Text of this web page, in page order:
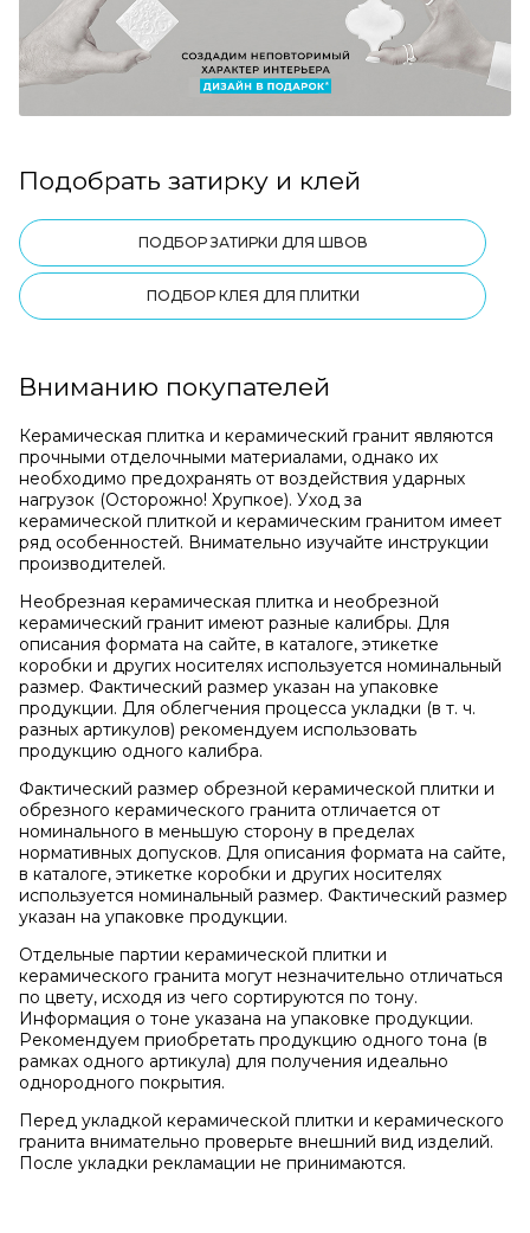
Подобрать затирку и клей
ПОДБОР ЗАТИРКИ ДЛЯ ШВОВ
ПОДБОР КЛЕЯ ДЛЯ ПЛИТКИ
Вниманию покупателей
Керамическая плитка и керамический гранит являются
прочными отделочными материалами, однако их
необходимо предохранять от воздействия ударных
нагрузок (Осторожно! Хрупкое). Уход за
керамической плиткой и керамическим гранитом имеет
ряд особенностей. Внимательно изучайте инструкции
производителей.
Необрезная керамическая плитка и необрезной
керамический гранит имеют разные калибры. Для
описания формата на сайте, в каталоге, этикетке
коробки и других носителях используется номинальный
размер. Фактический размер указан на упаковке
продукции. Для облегчения процесса укладки (в т. ч.
разных артикулов) рекомендуем использовать
продукцию одного калибра.
Фактический размер обрезной керамической плитки и
обрезного керамического гранита отличается от
номинального в меньшую сторону в пределах
нормативных допусков. Для описания формата на сайте,
в каталоге, этикетке коробки и других носителях
используется номинальный размер. Фактический размер
указан на упаковке продукции.
Отдельные партии керамической плитки и
керамического гранита могут незначительно отличаться
по цвету, исходя из чего сортируются по тону.
Информация о тоне указана на упаковке продукции.
Рекомендуем приобретать продукцию одного тона (в
рамках одного артикула) для получения идеально
однородного покрытия.
Перед укладкой керамической плитки и керамического
гранита внимательно проверьте внешний вид изделий.
После укладки рекламации не принимаются.